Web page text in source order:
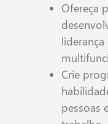
Ofereça
Crie
pessoas